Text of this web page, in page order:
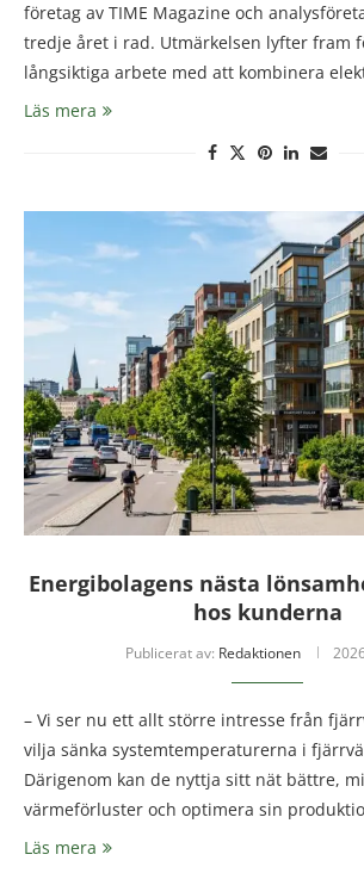
företag av TIME Magazine och
tredje året i rad. Utmärkelsen lyfter fram
långsiktiga arbete med att kombinera
Läs mera
Energibolagens nästa
hos kunderna
Publicerat av: Redaktionen
– Vi ser nu ett allt större intresse från
vilja sänka systemtemperaturerna i
Därigenom kan de nyttja sitt nät bättre,
värmeförluster och optimera sin
Läs mera